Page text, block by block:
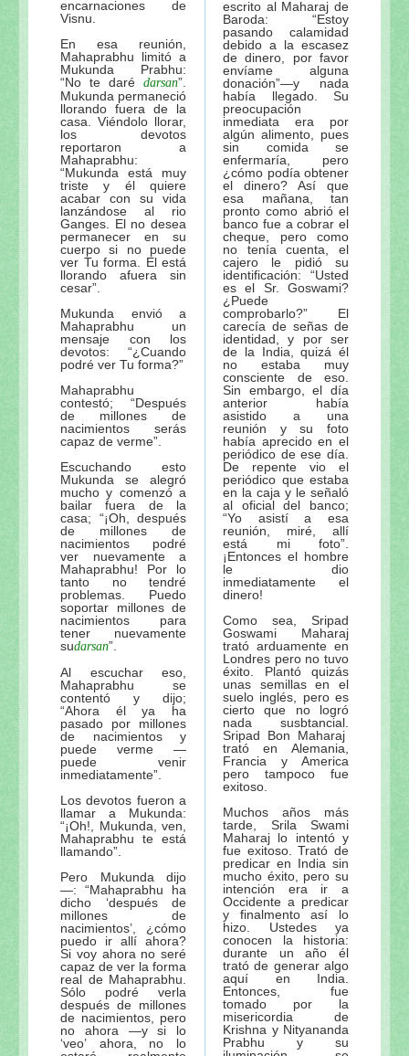
encarnaciones de
Visnu.
En esa reunión,
Mahaprabhu limitó a
Mukunda Prabhu:
“No te daré darsan”.
Mukunda permaneció
llorando fuera de la
casa. Viéndolo llorar,
los devotos
reportaron a
Mahaprabhu:
“Mukunda está muy
triste y él quiere
acabar con su vida
lanzándose al rio
Ganges. El no desea
permanecer en su
cuerpo si no puede
ver Tu forma. El está
llorando afuera sin
cesar”.
Mukunda envió a
Mahaprabhu un
mensaje con los
devotos: “¿Cuando
podré ver Tu forma?”
Mahaprabhu
contestó; “Después
de millones de
nacimientos serás
capaz de verme”.
Escuchando esto
Mukunda se alegró
mucho y comenzó a
bailar fuera de la
casa; “¡Oh, después
de millones de
nacimientos podré
ver nuevamente a
Mahaprabhu! Por lo
tanto no tendré
problemas. Puedo
soportar millones de
nacimientos para
tener nuevamente
sudarsan”.
Al escuchar eso,
Mahaprabhu se
contentó y dijo;
“Ahora él ya ha
pasado por millones
de nacimientos y
puede verme —
puede venir
inmediatamente”.
Los devotos fueron a
llamar a Mukunda:
“¡Oh!, Mukunda, ven,
Mahaprabhu te está
llamando”.
Pero Mukunda dijo
—: “Mahaprabhu ha
dicho ‘después de
millones de
nacimientos’, ¿cómo
puedo ir allí ahora?
Si voy ahora no seré
capaz de ver la forma
real de Mahaprabhu.
Sólo podré verla
después de millones
de nacimientos, pero
no ahora —y si lo
‘veo’ ahora, no lo
escrito al Maharaj de
Baroda: “Estoy
pasando calamidad
debido a la escasez
de dinero, por favor
envíame alguna
donación”—y nada
había llegado. Su
preocupación
inmediata era por
algún alimento, pues
sin comida se
enfermaría, pero
¿cómo podía obtener
el dinero? Así que
esa mañana, tan
pronto como abrió el
banco fue a cobrar el
cheque, pero como
no tenía cuenta, el
cajero le pidió su
identificación: “Usted
es el Sr. Goswami?
¿Puede
comprobarlo?” El
carecía de señas de
identidad, y por ser
de la India, quizá él
no estaba muy
consciente de eso.
Sin embargo, el día
anterior había
asistido a una
reunión y su foto
había aprecido en el
periódico de ese día.
De repente vio el
periódico que estaba
en la caja y le señaló
al oficial del banco;
“Yo asistí a esa
reunión, miré, allí
está mi foto”.
¡Entonces el hombre
le dio
inmediatamente el
dinero!
Como sea, Sripad
Goswami Maharaj
trató arduamente en
Londres pero no tuvo
éxito. Plantó quizás
unas semillas en el
suelo inglés, pero es
cierto que no logró
nada susbtancial.
Sripad Bon Maharaj
trató en Alemania,
Francia y America
pero tampoco fue
exitoso.
Muchos años más
tarde, Srila Swami
Maharaj lo intentó y
fue exitoso. Trató de
predicar en India sin
mucho éxito, pero su
intención era ir a
Occidente a predicar
y finalmento así lo
hizo. Ustedes ya
conocen la historia:
durante un año él
trató de generar algo
aquí en India.
Entonces, fue
tomado por la
misericordia de
Krishna y Nityananda
Prabhu y su